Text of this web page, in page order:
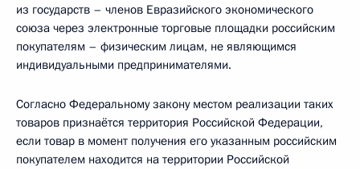
из государств – членов Евразийского экономического
союза через электронные торговые площадки российским
покупателям – физическим лицам, не являющимся
индивидуальными предпринимателями.
Согласно Федеральному закону местом реализации таких
товаров признаётся территория Российской Федерации,
если товар в момент получения его указанным российским
покупателем находится на территории Российской